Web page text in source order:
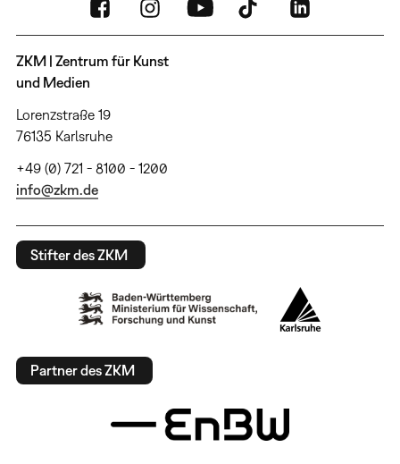
ZKM | Zentrum für Kunst
und Medien
Lorenzstraße 19
76135 Karlsruhe
+49 (0) 721 - 8100 - 1200
info@zkm.de
Stifter des ZKM
Partner des ZKM